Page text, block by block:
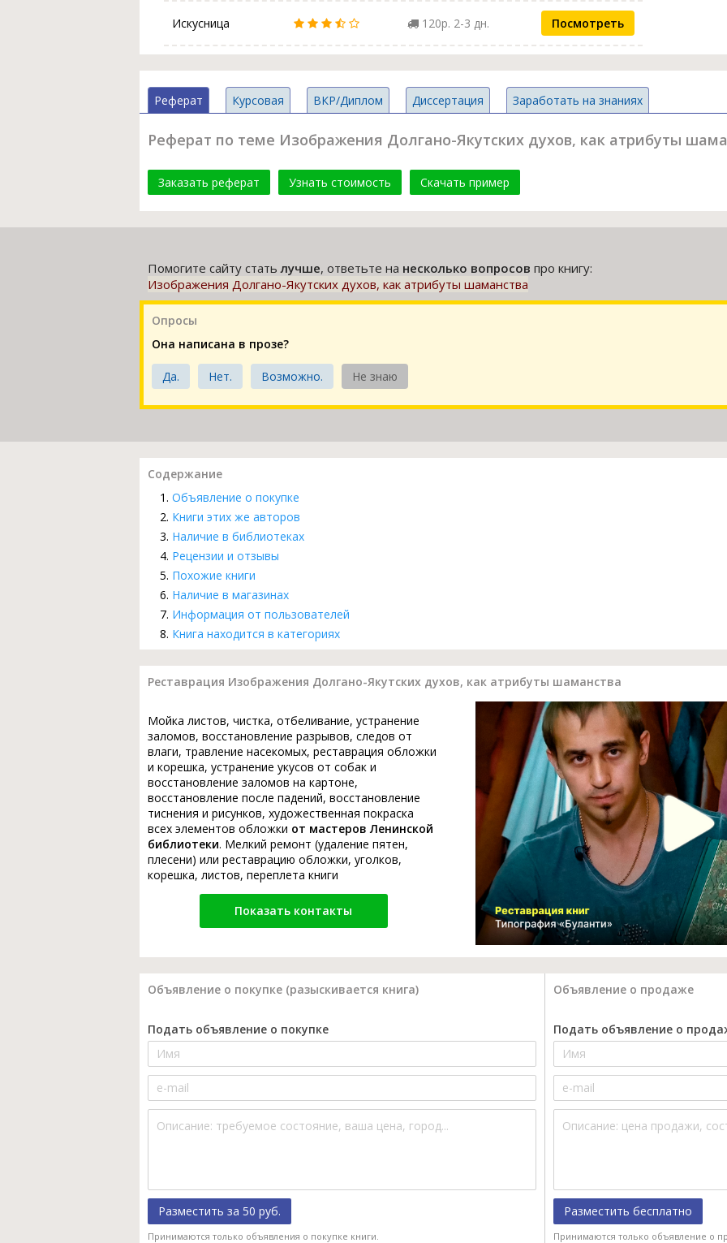
Искусница 120р. 2-3 дн. Посмотреть
Реферат Курсовая ВКР/Диплом Диссертация Заработать на знаниях
Реферат по теме Изображения Долгано-Якутских духов, как атрибуты
Заказать реферат Узнать стоимость Скачать пример
Помогите сайту статьлучше, ответьте на несколько вопросов про книгу:
Изображения Долгано-Якутских духов, как атрибуты шаманства
Опросы
Она написана в прозе?
Да. Нет. Возможно. Не знаю
Содержание
Объявление о покупке
Книги этих же авторов
Наличие в библиотеках
Рецензии и отзывы
Похожие книги
Наличие в магазинах
Информация от пользователей
Книга находится в категориях
Реставрация Изображения Долгано-Якутских духов, как атрибуты шаманства
Мойка листов, чистка, отбеливание, устранение
заломов, восстановление разрывов, следов от
влаги, травление насекомых, реставрация обложки
и корешка, устранение укусов от собак и
восстановление заломов на картоне,
восстановление после падений, восстановление
тиснения и рисунков, художественная покраска
всех элементов обложки от мастеров Ленинской
библиотеки. Мелкий ремонт (удаление пятен,
плесени) или реставрацию обложки, уголков,
корешка, листов, переплета книги
Показать контакты
Объявление о покупке (разыскивается книга) Объявление о продаже
Подать объявление о покупке
Разместить за 50 руб.
Принимаются только объявления о покупке книги.
Подать объявление о
Разместить бесплатно
Принимаются только объявление о